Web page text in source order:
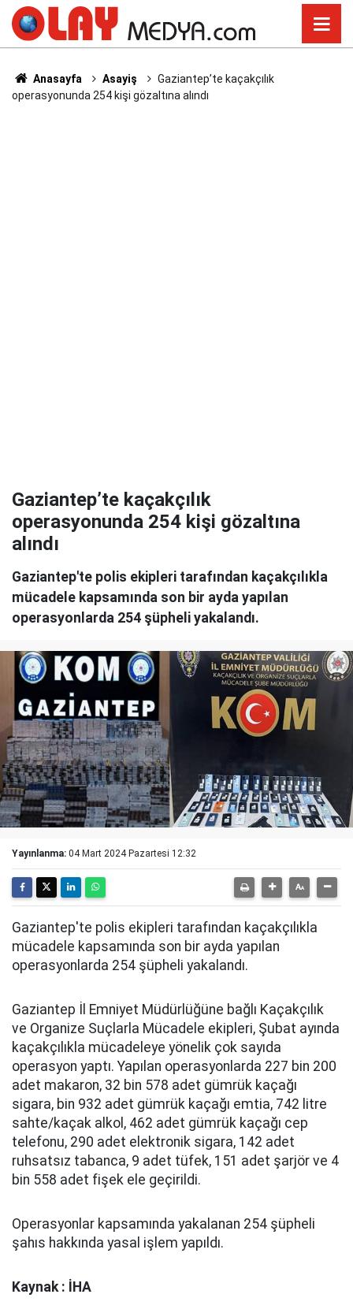
Anasayfa Asayiş
Gaziantep’te kaçakçılık
operasyonunda 254 kişi gözaltına alındı
Gaziantep’te kaçakçılık
operasyonunda 254 kişi gözaltına
alındı
Gaziantep'te polis ekipleri tarafından kaçakçılıkla
mücadele kapsamında son bir ayda yapılan
operasyonlarda 254 şüpheli yakalandı.
Yayınlanma: 04 Mart 2024 Pazartesi 12:32
Gaziantep'te polis ekipleri tarafından kaçakçılıkla
mücadele kapsamında son bir ayda yapılan
operasyonlarda 254 şüpheli yakalandı.
Gaziantep İl Emniyet Müdürlüğüne bağlı Kaçakçılık
ve Organize Suçlarla Mücadele ekipleri, Şubat ayında
kaçakçılıkla mücadeleye yönelik çok sayıda
operasyon yaptı. Yapılan operasyonlarda 227 bin 200
adet makaron, 32 bin 578 adet gümrük kaçağı
sigara, bin 932 adet gümrük kaçağı emtia, 742 litre
sahte/kaçak alkol, 462 adet gümrük kaçağı cep
telefonu, 290 adet elektronik sigara, 142 adet
ruhsatsız tabanca, 9 adet tüfek, 151 adet şarjör ve 4
bin 558 adet fişek ele geçirildi.
Operasyonlar kapsamında yakalanan 254 şüpheli
şahıs hakkında yasal işlem yapıldı.
Kaynak : İHA